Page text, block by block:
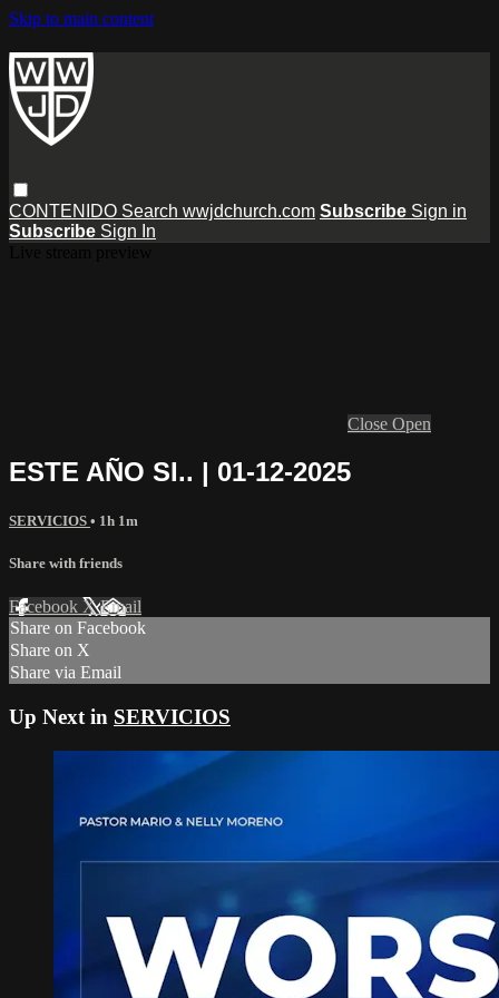
Skip to main content
CONTENIDO Search wwjdchurch.com Subscribe Sign in
Subscribe Sign In
Close Open
ESTE AÑO SI.. | 01-12-2025
SERVICIOS • 1h 1m
Share with friends
Facebook XEmail
Share on Facebook
Share on X
Share via Email
Up Next in SERVICIOS